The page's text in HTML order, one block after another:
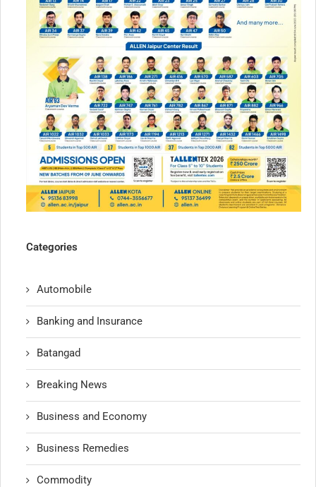
Categories
Automobile
Banking and Insurance
Batangad
Breaking News
Business and Economy
Business Remedies
Commodity